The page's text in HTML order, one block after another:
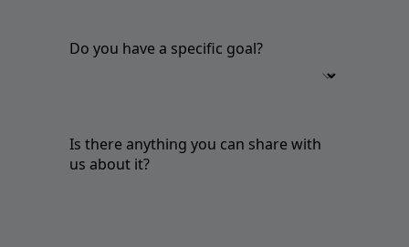
Do you have a specific goal?
Is there anything you can share with
us about it?